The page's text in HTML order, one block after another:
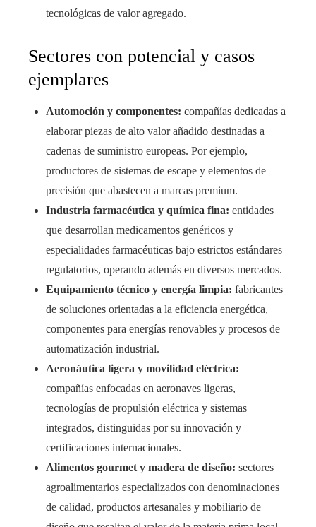
tecnológicas de valor agregado.
Sectores con potencial y casos
ejemplares
Automoción y componentes: compañías dedicadas a
elaborar piezas de alto valor añadido destinadas a
cadenas de suministro europeas. Por ejemplo,
productores de sistemas de escape y elementos de
precisión que abastecen a marcas premium.
Industria farmacéutica y química fina: entidades
que desarrollan medicamentos genéricos y
especialidades farmacéuticas bajo estrictos estándares
regulatorios, operando además en diversos mercados.
Equipamiento técnico y energía limpia: fabricantes
de soluciones orientadas a la eficiencia energética,
componentes para energías renovables y procesos de
automatización industrial.
Aeronáutica ligera y movilidad eléctrica:
compañías enfocadas en aeronaves ligeras,
tecnologías de propulsión eléctrica y sistemas
integrados, distinguidas por su innovación y
certificaciones internacionales.
Alimentos gourmet y madera de diseño: sectores
agroalimentarios especializados con denominaciones
de calidad, productos artesanales y mobiliario de